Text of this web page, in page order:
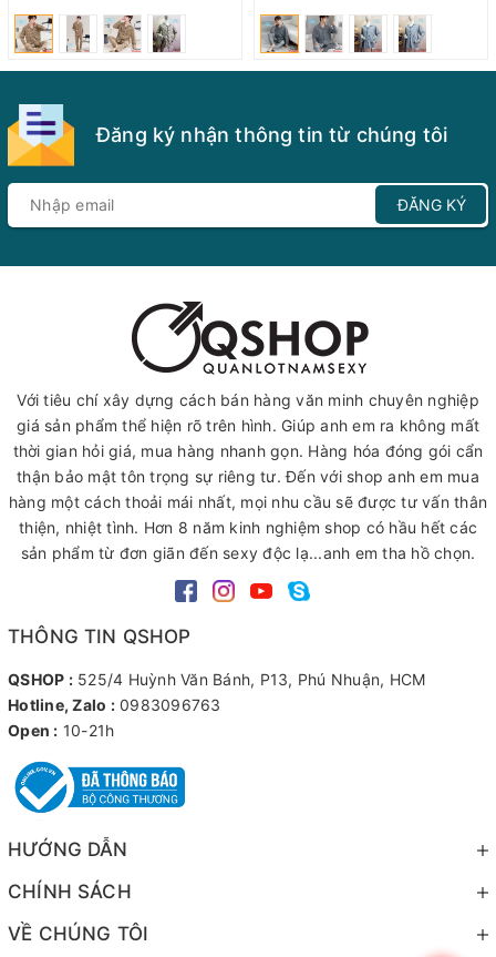
Đăng ký nhận thông tin từ chúng tôi
ĐĂNG KÝ
Với tiêu chí xây dựng cách bán hàng văn minh chuyên nghiệp
giá sản phẩm thể hiện rõ trên hình. Giúp anh em ra không mất
thời gian hỏi giá, mua hàng nhanh gọn. Hàng hóa đóng gói cẩn
thận bảo mật tôn trọng sự riêng tư. Đến với shop anh em mua
hàng một cách thoải mái nhất, mọi nhu cầu sẽ được tư vấn thân
thiện, nhiệt tình. Hơn 8 năm kinh nghiệm shop có hầu hết các
sản phẩm từ đơn giãn đến sexy độc lạ...anh em tha hồ chọn.
THÔNG TIN QSHOP
QSHOP : 525/4 Huỳnh Văn Bánh, P13, Phú Nhuận, HCM
Hotline, Zalo : 0983096763
Open : 10-21h
HƯỚNG DẪN
CHÍNH SÁCH
VỀ CHÚNG TÔI